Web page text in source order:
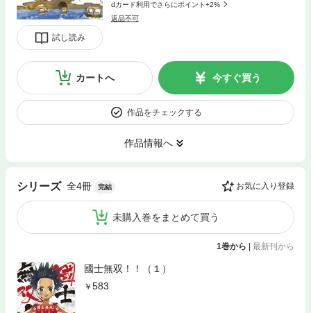
試し読み
dカード利用でさらにポイント+2%
返品不可
カートへ 今すぐ買う
作品をチェックする
作品情報へ
シリーズ 全4冊 完結 お気に入り登録
未購入巻をまとめて買う
1巻から 最新刊から
國士無双！！（１）
583